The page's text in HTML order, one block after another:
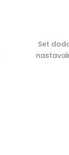
Set